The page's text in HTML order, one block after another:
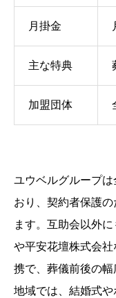
月掛金
主な特典
加盟団体
ユウベルグループ
おり、契約者保護
ます。互助会以外
や平安花壇株式会
携で、葬儀前後の
地域では、結婚式や